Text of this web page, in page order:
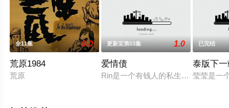
等平台了解。
。
全11集 9.0
荒原1984
荒原
更新至第03集 1.0
爱情债
Rin是一个有钱人的私生女和唯一继
已完结
泰版下
莹莹是一